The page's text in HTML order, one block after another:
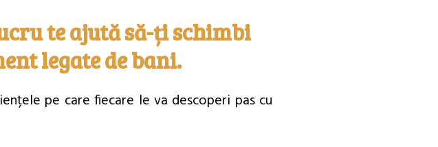
te ajută să-ți schimbi
legate de bani.
pe care fiecare le va descoperi pas cu